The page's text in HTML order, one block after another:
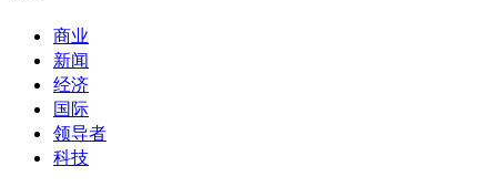
商业
新闻
经济
国际
领导者
科技